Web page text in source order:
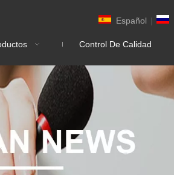
Español |
Control De Calidad